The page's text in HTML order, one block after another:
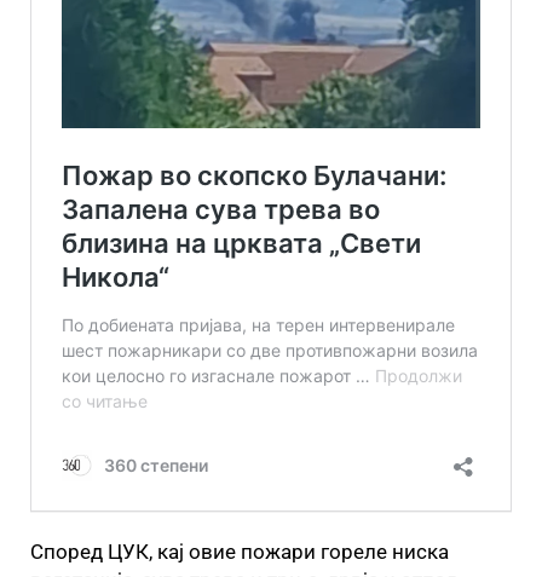
Според ЦУК, кај овие пожари гореле ниска